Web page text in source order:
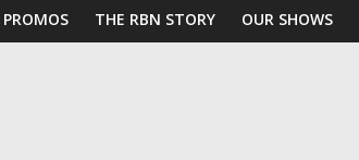
THE RBN STORY OUR SHOWS